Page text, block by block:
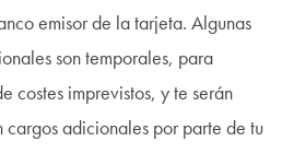
emisor de la tarjeta. Algunas
son temporales, para
costes imprevistos, y te serán
cargos adicionales por parte de tu